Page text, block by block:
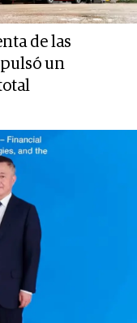
de las
un